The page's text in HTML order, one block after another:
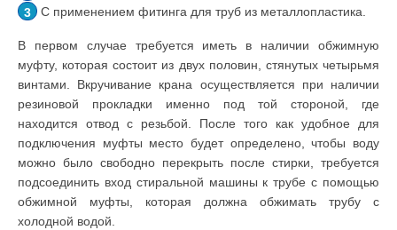
С применением фитинга для труб из металлопластика.
В первом случае требуется иметь в наличии обжимную
муфту, которая состоит из двух половин, стянутых четырьмя
винтами. Вкручивание крана осуществляется при наличии
резиновой прокладки именно под той стороной, где
находится отвод с резьбой. После того как удобное для
подключения муфты место будет определено, чтобы воду
можно было свободно перекрыть после стирки, требуется
подсоединить вход стиральной машины к трубе с помощью
обжимной муфты, которая должна обжимать трубу с
холодной водой.